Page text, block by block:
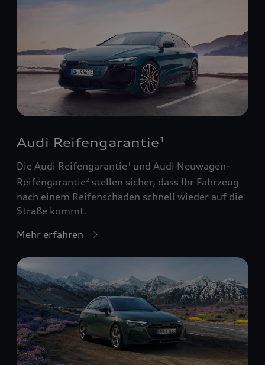
Audi Reifengarantie 1
Die Audi Reifengarantie1
und Audi Neuwagen-
Reifengarantie2 stellen sicher, dass Ihr Fahrzeug
nach einem Reifenschaden schnell wieder auf die
Straße kommt.
Mehr erfahren